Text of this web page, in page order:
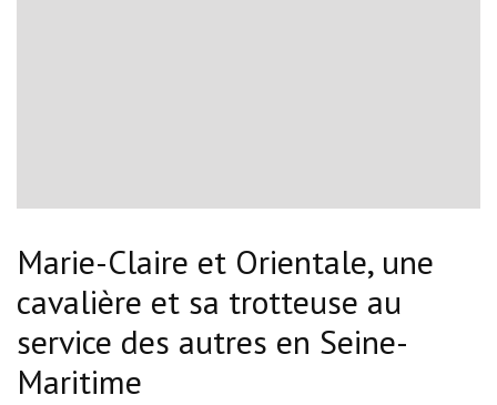
Marie-Claire et Orientale, une
cavalière et sa trotteuse au
service des autres en Seine-
Maritime